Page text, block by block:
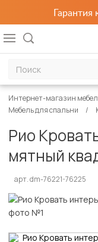
Интернет-магазин
Мебель для спальни
Рио
мятный
арт. dm-76221-76225